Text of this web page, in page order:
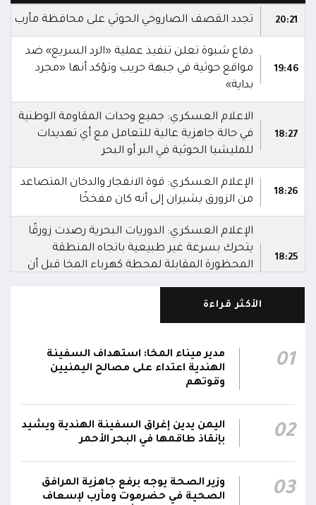
20:21 تجدد القصف الصاروخي الحوثي على محافظة مأرب
19:46
دفاع شبوة تعلن تنفيذ عملية «الرد السريع» ضد
مواقع حوثية في جبهة حريب وتؤكد أنها «مجرد
بداية»
18:27
الاعلام العسكري: جميع وحدات المقاومة الوطنية
في حالة جاهزية عالية للتعامل مع أي تهديدات
للمليشيا الحوثية في البر أو البحر
18:26
الإعلام العسكري: قوة الانفجار والدخان المتصاعد
من الزورق يشيران إلى أنه كان مفخخًا
18:25
الإعلام العسكري: الدوريات البحرية رصدت زورقًا
يتحرك بسرعة غير طبيعية باتجاه المنطقة
المحظورة المقابلة لمحطة كهرباء المخا قبل أن
سفينة نفطية قبالة محطة كهرباء المخا باستخدام
زورق مفخخ
الكهرباء بالمخا
15:22
وزير الصحة: القصف الحوثي استهدف أحياءً سكنية
الأكثر قراءة
01
مدير ميناء المخا: استهداف السفينة
الهندية اعتداء على مصالح اليمنيين
وقوتهم
02
اليمن يدين إغراق السفينة الهندية ويشيد
بإنقاذ طاقمها في البحر الأحمر
03
وزير الصحة يوجه برفع جاهزية المرافق
الصحية في حضرموت ومأرب لإسعاف